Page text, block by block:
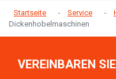
Startseite Service
Dickenhobelmaschinen
VEREINBAREN